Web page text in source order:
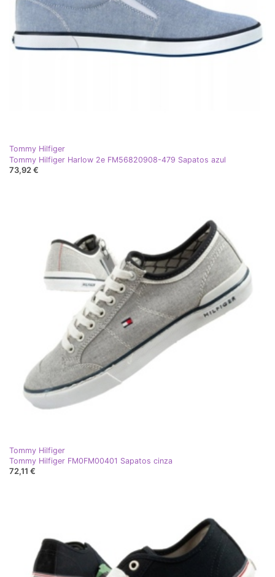
Tommy Hilfiger
Tommy Hilfiger Harlow 2e FM56820908-479 Sapatos azul
73,92 €
Tommy Hilfiger
Tommy Hilfiger FM0FM00401 Sapatos cinza
72,11 €